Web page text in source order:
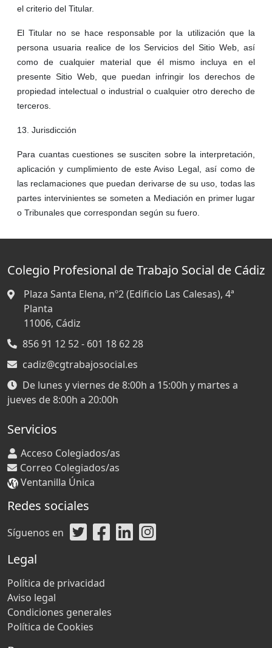
el criterio del Titular.
El Titular no se hace responsable por la utilización que la
persona usuaria realice de los Servicios del Sitio Web, así
como de cualquier material que él mismo incluya en el
presente Sitio Web, que puedan infringir los derechos de
propiedad intelectual o industrial o cualquier otro derecho de
terceros.
13. Jurisdicción
Para cuantas cuestiones se susciten sobre la interpretación,
aplicación y cumplimiento de este Aviso Legal, así como de
las reclamaciones que puedan derivarse de su uso, todas las
partes intervinientes se someten a Mediación en primer lugar
o Tribunales que correspondan según su fuero.
Colegio Profesional de Trabajo Social de Cádiz
Plaza Santa Elena, nº2 (Edificio Las Calesas), 4ª
Planta
11006, Cádiz
856 91 12 52 - 601 18 62 28
cadiz@cgtrabajosocial.es
De lunes y viernes de 8:00h a 15:00h y martes a
jueves de 8:00h a 20:00h
Servicios
Acceso Colegiados/as
Correo Colegiados/as
Ventanilla Única
Redes sociales
Síguenos en
Legal
Política de privacidad
Aviso legal
Condiciones generales
Política de Cookies